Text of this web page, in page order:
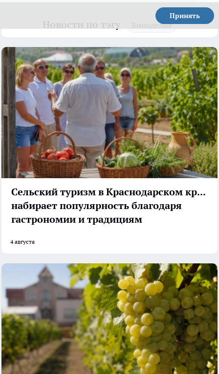
Принять
Виноделие
Сельский туризм в Краснодарском крае
набирает популярность благодаря
гастрономии и традициям
4 августа